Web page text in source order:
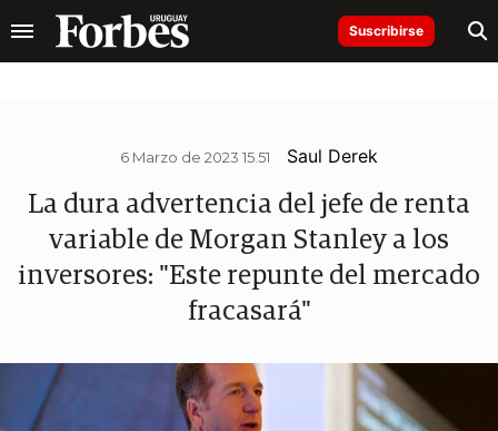
Suscribirse
6 Marzo de 2023 15.51 Saul Derek
La dura advertencia del jefe de renta
variable de Morgan Stanley a los
inversores: "Este repunte del mercado
fracasará"